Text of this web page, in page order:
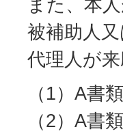
また、本
被補助人
代理人が
（1）A書
（2）A書